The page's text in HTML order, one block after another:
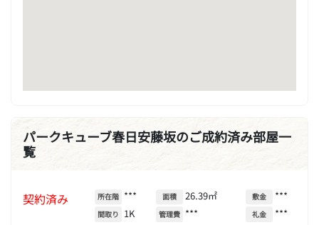
パークキューブ春日安藤坂のご成約済み部屋一
覧
契約済み 所在階 ***
間取り 1K
面積 26.39㎡
管理費 ***
敷金 ***
礼金 ***